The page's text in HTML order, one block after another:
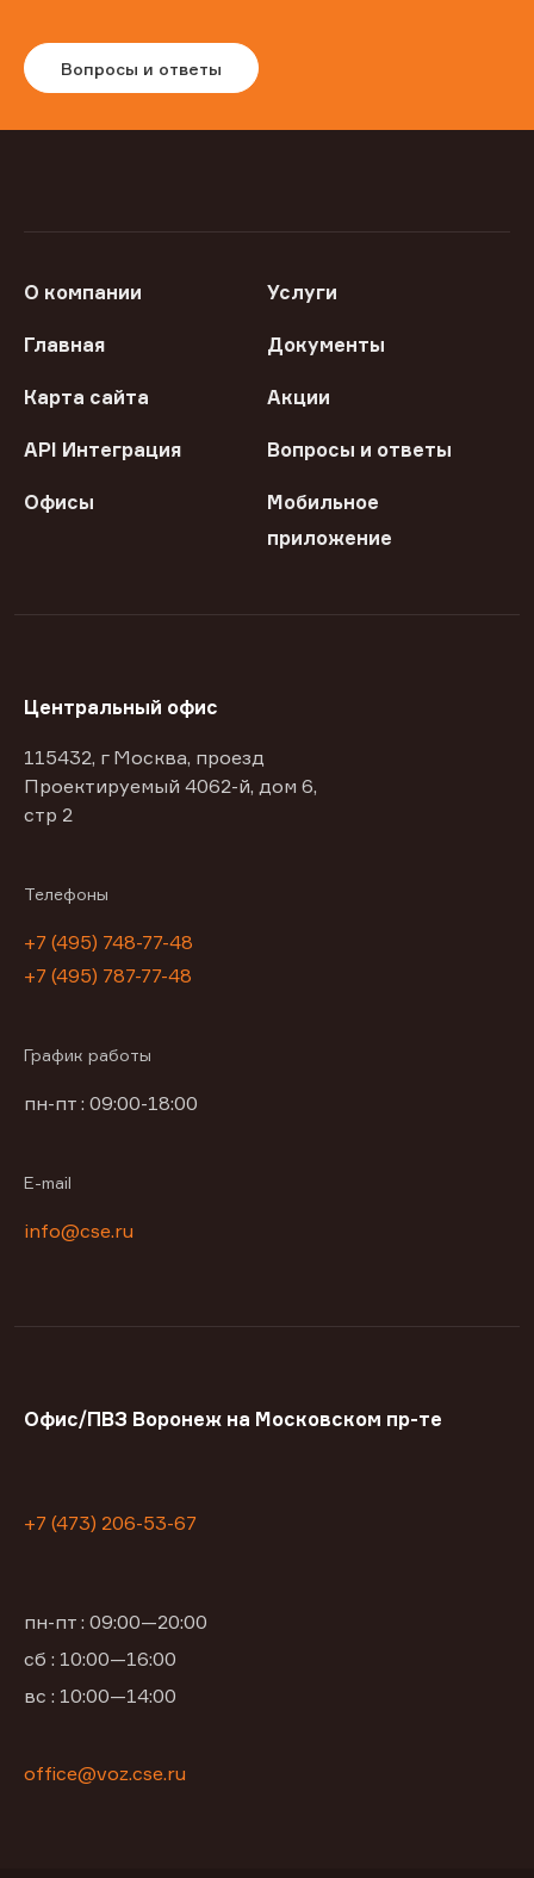
Вопросы и ответы
О компании Услуги
Главная Документы
Карта сайта Акции
API Интеграция Вопросы и ответы
Офисы
Мобильное
приложение
Центральный офис
115432, г Москва, проезд
Проектируемый 4062-й, дом 6,
стр 2
Телефоны
+7 (495) 748-77-48
+7 (495) 787-77-48
График работы
пн-пт : 09:00-18:00
E-mail
info@cse.ru
Офис/ПВЗ Воронеж на Московском пр-те
+7 (473) 206-53-67
пн-пт : 09:00—20:00
сб : 10:00—16:00
вс : 10:00—14:00
office@voz.cse.ru